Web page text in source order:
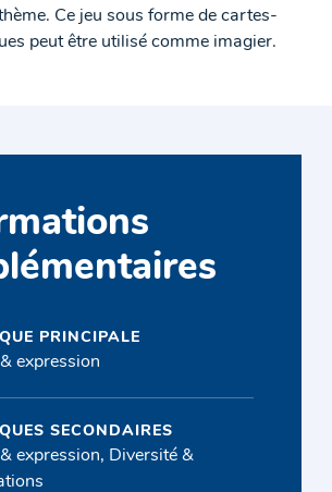
Ce jeu sous forme de cartes-
peut être utilisé comme imagier.
PRINCIPALE
expression
SECONDAIRES
expression, Diversité &